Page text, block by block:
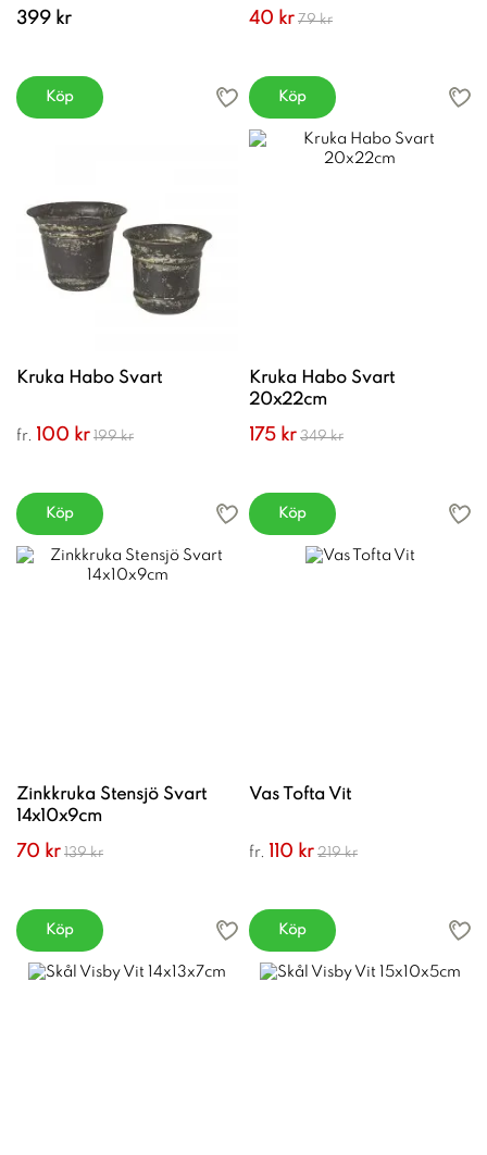
399 kr
Köp
40 kr 79 kr
Köp
Kruka Habo Svart
fr. 100 kr 199 kr
Köp
Kruka Habo Svart
20x22cm
175 kr 349 kr
Köp
Zinkkruka Stensjö Svart
14x10x9cm
70 kr 139 kr
Köp
Vas Tofta Vit
fr. 110 kr 219 kr
Köp